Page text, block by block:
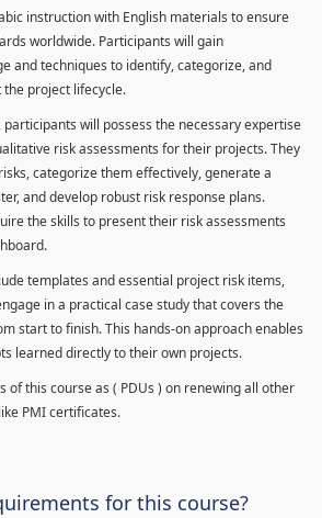
instruction with English materials to ensure
worldwide. Participants will gain
and techniques to identify, categorize, and
project lifecycle.
participants will possess the necessary expertise
risk assessments for their projects. They
categorize them effectively, generate a
and develop robust risk response plans.
the skills to present their risk assessments
templates and essential project risk items,
in a practical case study that covers the
start to finish. This hands-on approach enables
learned directly to their own projects.
of this course as ( PDUs ) on renewing all other
PMI certificates.
for this course?